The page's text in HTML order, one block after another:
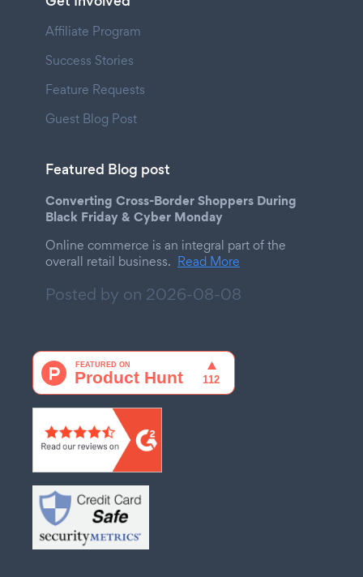
Affiliate Program
Success Stories
Feature Requests
Guest Blog Post
Featured Blog post
Converting Cross-Border Shoppers During
Black Friday & Cyber Monday
Online commerce is an integral part of the
overall retail business. Read More
Posted by on 2026-08-08